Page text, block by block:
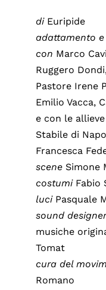
diEuripide
adattamento
con Marco
Ruggero
Pastore Irene
Emilio Vacca,
e con le
Stabile di
Francesca
scene Simone
costumiFabio
luciPasquale
sound designer
musiche
Tomat
cura del
Romano